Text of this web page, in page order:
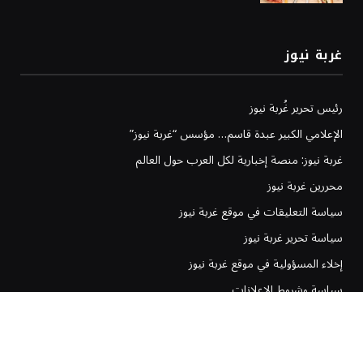
غربة نيوز
رئيس تحرير غُربة نيوز
الإعلامي الكبير عبدة قاسم… مؤسس “غربة نيوز”
غربة نيوز: منصة إخبارية لكل العرب حول العالم
محررين غربة نيوز
سياسة التعليقات في موقع غربة نيوز
سياسة تحرير غربة نيوز
إخلاء المسؤولية في موقع غربة نيوز
سياسة وشروط الإعلانات